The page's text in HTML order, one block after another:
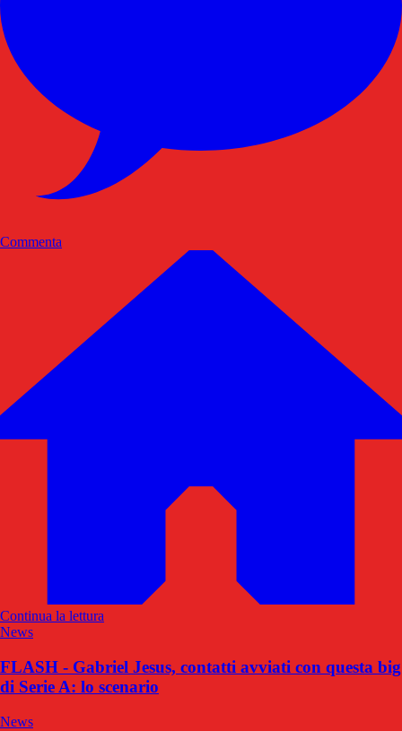
Commenta
Continua la lettura
News
FLASH - Gabriel Jesus, contatti avviati con questa big
di Serie A: lo scenario
News